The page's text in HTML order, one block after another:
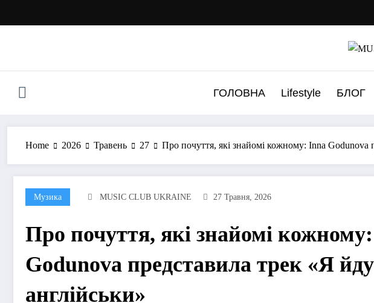
ГОЛОВНА Lifestyle БЛОГ
Home 2026 Травень 27 Про почуття, які знайомі кожному: Inna Godunova
Музика MUSIC CLUB UKRAINE 27 Травня, 2026
Про почуття, які знайомі
Godunova представила трек «Я
англійськи»